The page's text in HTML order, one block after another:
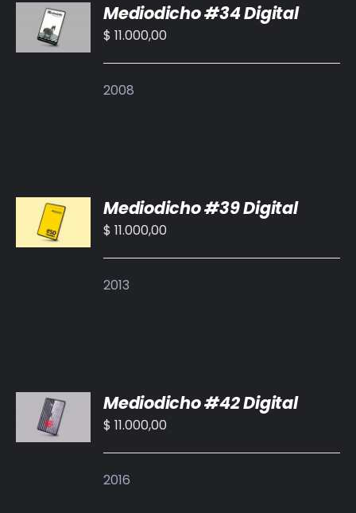
AL
CARRITO
/
Mediodicho #34 Digital
$ 11.000,00
2008
AL
CARRITO
/
Mediodicho #39 Digital
$ 11.000,00
2013
AL
CARRITO
/
Mediodicho #42 Digital
$ 11.000,00
2016